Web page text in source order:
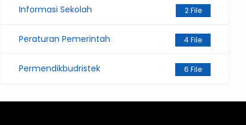
Informasi Sekolah 2 File
Peraturan Pemerintah 4 File
Permendikbudristek 6 File